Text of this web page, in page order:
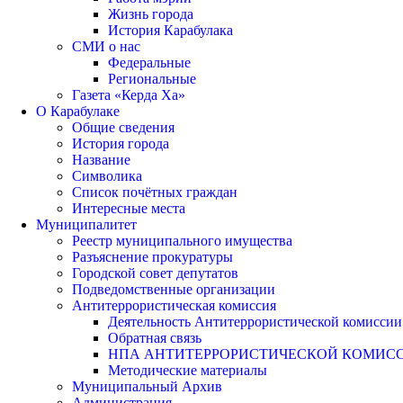
Жизнь города
История Карабулака
СМИ о нас
Федеральные
Региональные
Газета «Керда Ха»
О Карабулаке
Общие сведения
История города
Название
Символика
Список почётных граждан
Интересные места
Муниципалитет
Реестр муниципального имущества
Разъяснение прокуратуры
Городской совет депутатов
Подведомственные организации
Антитеррористическая комиссия
Деятельность Антитеррористической комиссии
Обратная связь
НПА АНТИТЕРРОРИСТИЧЕСКОЙ
Методические материалы
Муниципальный Архив